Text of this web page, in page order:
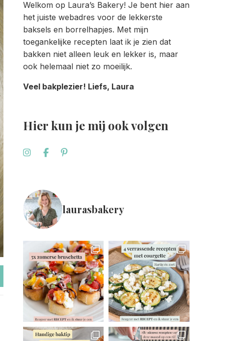
Welkom op Laura’s Bakery! Je bent hier aan
het juiste webadres voor de lekkerste
baksels en borrelhapjes. Met mijn
toegankelijke recepten laat ik je zien dat
bakken niet alleen leuk en lekker is, maar
ook helemaal niet zo moeilijk.
Veel bakplezier! Liefs, Laura
Hier kun je mij ook volgen
laurasbakery